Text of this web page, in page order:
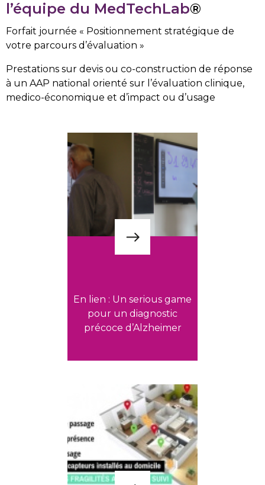
l’équipe du MedTechLab®
Forfait journée « Positionnement stratégique de
votre parcours d’évaluation »
Prestations sur devis ou co-construction de réponse
à un AAP national orienté sur l’évaluation clinique,
medico-économique et d’impact ou d’usage
En lien : Un serious game
pour un diagnostic
précoce d’Alzheimer